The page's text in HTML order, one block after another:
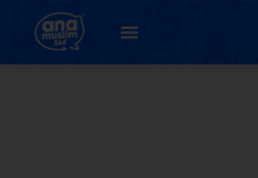
16. اونيت 3 : كفور (